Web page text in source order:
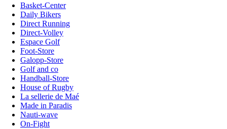
Basket-Center
Daily Bikers
Direct Running
Direct-Volley
Espace Golf
Foot-Store
Galopp-Store
Golf and co
Handball-Store
House of Rugby
La sellerie de Maé
Made in Paradis
Nauti-wave
On-Fight